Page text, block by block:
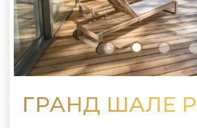
ГРАНД ШАЛЕ